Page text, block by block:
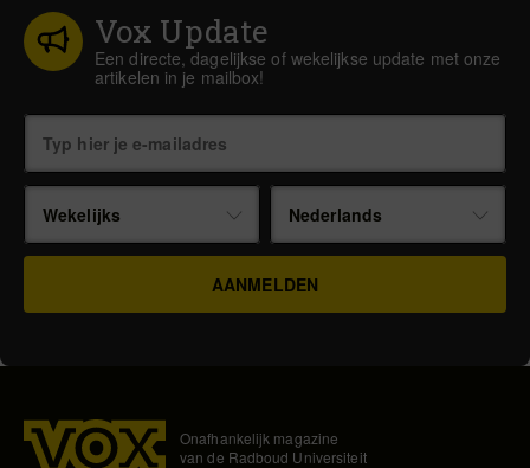
Vox Update
Een directe, dagelijkse of wekelijkse update met onze
artikelen in je mailbox!
Wekelijks Nederlands
Onafhankelijk magazine
van de Radboud Universiteit